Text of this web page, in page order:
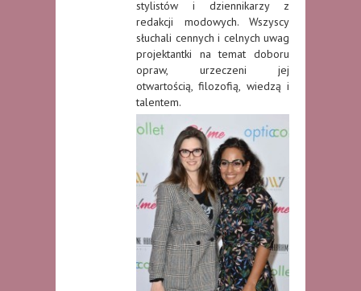
stylistów i dziennikarzy z
redakcji modowych. Wszyscy
słuchali cennych i celnych uwag
projektantki na temat doboru
opraw, urzeczeni jej
otwartością, filozofią, wiedzą i
talentem.